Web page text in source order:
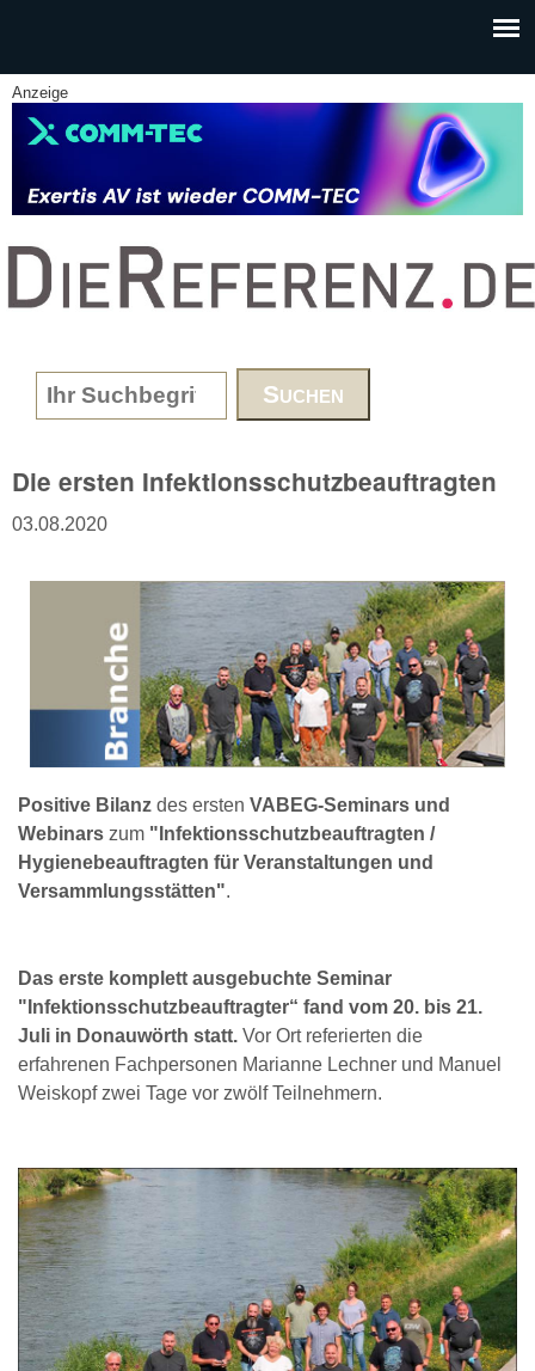
Anzeige
www.DieReferenz.de
Search form
Die ersten Infektionsschutzbeauftragten
03.08.2020
Positive Bilanz des ersten VABEG-Seminars und
Webinars zum "Infektionsschutzbeauftragten /
Hygienebeauftragten für Veranstaltungen und
Versammlungsstätten".
Das erste komplett ausgebuchte Seminar
"Infektionsschutzbeauftragter“ fand vom 20. bis 21.
Juli in Donauwörth statt. Vor Ort referierten die
erfahrenen Fachpersonen Marianne Lechner und Manuel
Weiskopf zwei Tage vor zwölf Teilnehmern.